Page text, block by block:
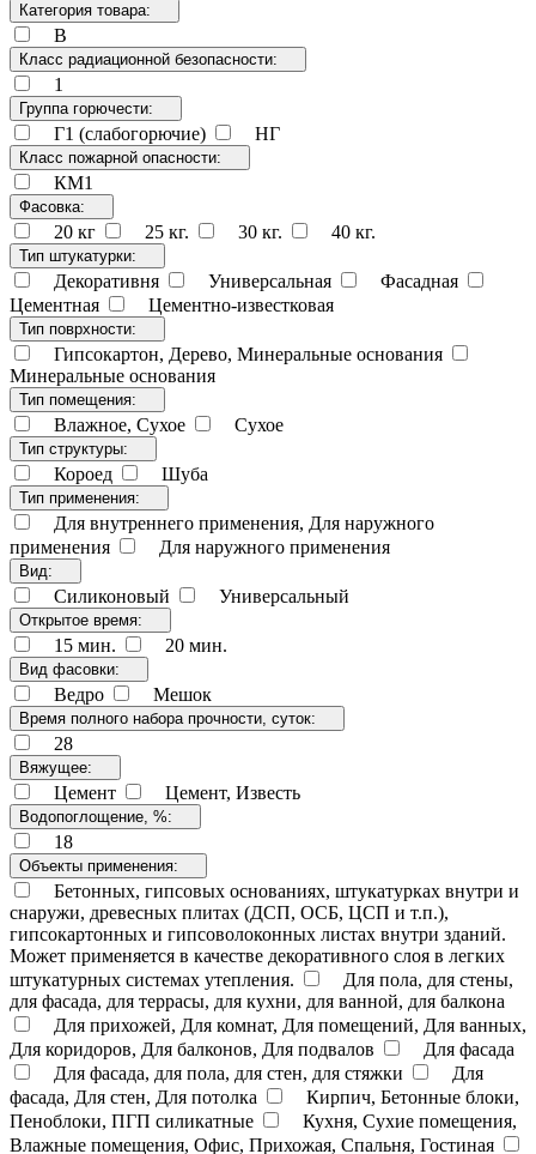
Категория товара:
В
Класс радиационной безопасности:
1
Группа горючести:
Г1 (слабогорючие) НГ
Класс пожарной опасности:
КМ1
Фасовка:
20 кг 25 кг. 30 кг. 40 кг.
Тип штукатурки:
Декоративня Универсальная
Фасадная
Цементная
Цементно-известковая
Тип поврхности:
Гипсокартон, Дерево, Минеральные основания
Минеральные основания
Тип помещения:
Влажное, Сухое Сухое
Тип структуры:
Короед Шуба
Тип применения:
Для внутреннего применения, Для наружного
применения
Для наружного применения
Вид:
Силиконовый Универсальный
Открытое время:
15 мин. 20 мин.
Вид фасовки:
Ведро Мешок
Время полного набора прочности, суток:
28
Вяжущее:
Цемент Цемент, Известь
Водопоглощение, %:
18
Объекты применения:
Бетонных, гипсовых основаниях, штукатурках внутри и
снаружи, древесных плитах (ДСП, ОСБ, ЦСП и т.п.),
гипсокартонных и гипсоволоконных листах внутри зданий.
Может применяется в качестве декоративного слоя в легких
штукатурных системах утепления.
Для пола, для стены,
для фасада, для террасы, для кухни, для ванной, для балкона
Для прихожей, Для комнат, Для помещений, Для ванных,
Для коридоров, Для балконов, Для подвалов
Для фасада
Для фасада, для пола, для стен, для стяжки
Для
фасада, Для стен, Для потолка
Кирпич, Бетонные блоки,
Пеноблоки, ПГП силикатные
Кухня, Сухие помещения,
Влажные помещения, Офис, Прихожая, Спальня, Гостиная